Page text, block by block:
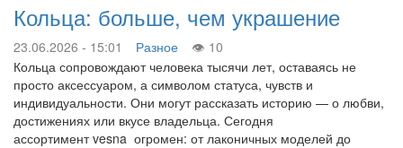
Кольца: больше, чем украшение
23.06.2026 - 15:01 Разное
10
Кольца сопровождают человека тысячи лет, оставаясь не
просто аксессуаром, а символом статуса, чувств и
индивидуальности. Они могут рассказать историю — о любви,
достижениях или вкусе владельца. Сегодня
ассортимент vesna огромен: от лаконичных моделей до